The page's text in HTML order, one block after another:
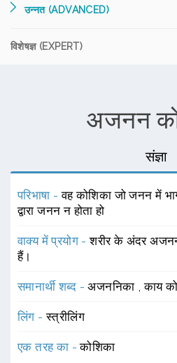
उन्नत (ADVANCED)
विशेषज्ञ (EXPERT)
अजनन
संज्ञा
परिभाषा -वह कोशिका जो जनन में
द्वारा जनन न होता हो
वाक्य में प्रयोग -शरीर के अंदर अजनन
हैं।
समानार्थी शब्द -अजननिका ,काय
लिंग -स्त्रीलिंग
एक तरह का -कोशिका